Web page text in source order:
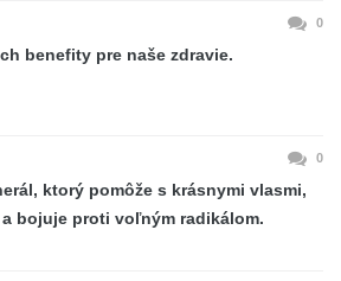
0
benefity pre naše zdravie.
0
ktorý pomôže s krásnymi vlasmi,
bojuje proti voľným radikálom.